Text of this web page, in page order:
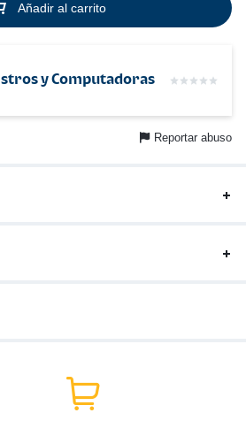
Añadir al carrito
y Computadoras
Reportar abuso